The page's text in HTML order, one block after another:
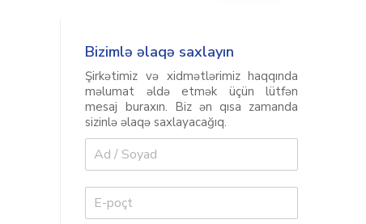
Bizimlə əlaqə saxlayın
Şirkətimiz və xidmətlərimiz haqqında
məlumat əldə etmək üçün lütfən
mesaj buraxın. Biz ən qısa zamanda
sizinlə əlaqə saxlayacağıq.